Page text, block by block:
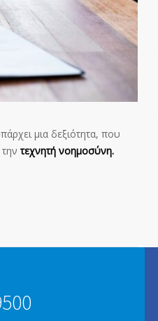
μια δεξιότητα, που
τηντεχνητή νοημοσύνη.